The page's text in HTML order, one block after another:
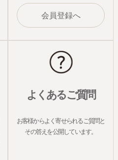
会員登録へ
よくあるご質問
お客様からよく寄せられるご質問と
その答えを公開しています。